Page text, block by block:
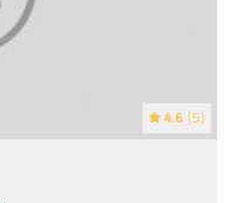
4.6 (5)